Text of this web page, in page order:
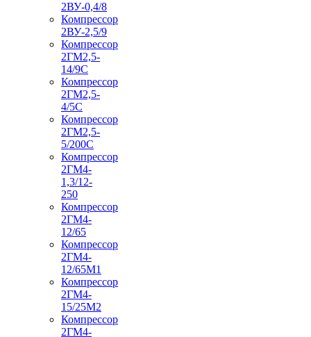
2ВУ-0,4/8
Компрессор
2ВУ-2,5/9
Компрессор
2ГМ2,5-
14/9С
Компрессор
2ГМ2,5-
4/5С
Компрессор
2ГМ2,5-
5/200С
Компрессор
2ГМ4-
1,3/12-
250
Компрессор
2ГМ4-
12/65
Компрессор
2ГМ4-
12/65М1
Компрессор
2ГМ4-
15/25М2
Компрессор
2ГМ4-